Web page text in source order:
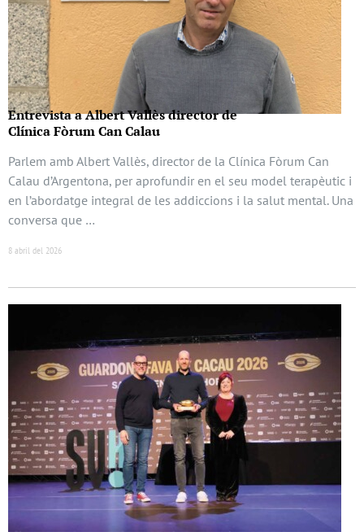
Entrevista a Albert Vallès director de
Clínica Fòrum Can Calau
Parlem amb Albert Vallès, director de la Clínica Fòrum Can
Calau d’Argentona, per aprofundir en el seu model terapèutic i
en l’abordatge integral de les addiccions i la salut mental. Una
conversa que …
8 abril del 2026